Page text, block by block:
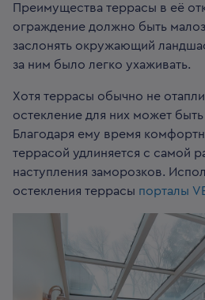
Преимущества террасы в её
ограждение должно быть
заслонять окружающий
за ним было легко ухаживать.
Хотя террасы обычно не
остекление для них может
Благодаря ему время
террасой удлиняется с самой
наступления заморозков.
остекления террасы порталы